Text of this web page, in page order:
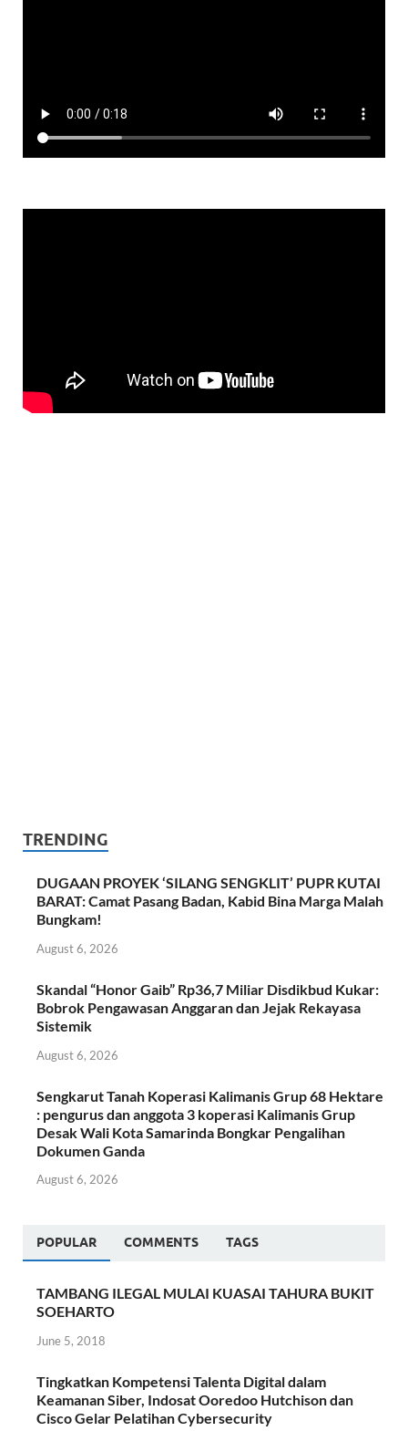
TRENDING
DUGAAN PROYEK ‘SILANG SENGKLIT’ PUPR KUTAI
BARAT: Camat Pasang Badan, Kabid Bina Marga Malah
Bungkam!
August 6, 2026
Skandal “Honor Gaib” Rp36,7 Miliar Disdikbud Kukar:
Bobrok Pengawasan Anggaran dan Jejak Rekayasa
Sistemik
August 6, 2026
Sengkarut Tanah Koperasi Kalimanis Grup 68 Hektare
: pengurus dan anggota 3 koperasi Kalimanis Grup
Desak Wali Kota Samarinda Bongkar Pengalihan
Dokumen Ganda
August 6, 2026
POPULAR COMMENTS TAGS
TAMBANG ILEGAL MULAI KUASAI TAHURA BUKIT
SOEHARTO
June 5, 2018
Tingkatkan Kompetensi Talenta Digital dalam
Keamanan Siber, Indosat Ooredoo Hutchison dan
Cisco Gelar Pelatihan Cybersecurity